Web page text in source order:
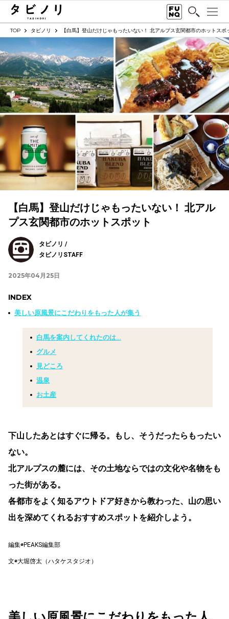
TOP タビノリ 【白馬】登山だけじゃもったいない！ 北アルプス玄関都市のホットスポ
【白馬】登山だけじゃもったいない！ 北アル
プス玄関都市のホットスポット
タビノリ /
タビノリSTAFF
2025年04月25日
INDEX
美しい原風景にこだわりをもった人が集う
白馬を案内してくれたのは…
グルメ
見どころ
温泉
お土産
下山したあとはすぐに帰る。もし、そうだったらもったい
ない。
北アルプスの麓には、その土地ならではの文化や名物をも
った街がある。
各都市をよく知るアウトドア好きから教わった、山の思い
出を深めてくれるおすすめスポットを紹介しよう。
編集◉PEAKS編集部
文◉大堀啓太（ハタケスタジオ）